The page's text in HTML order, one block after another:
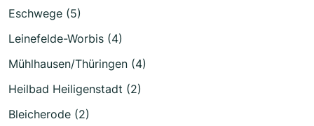
Eschwege (5)
Leinefelde-Worbis (4)
Mühlhausen/Thüringen (4)
Heilbad Heiligenstadt (2)
Bleicherode (2)